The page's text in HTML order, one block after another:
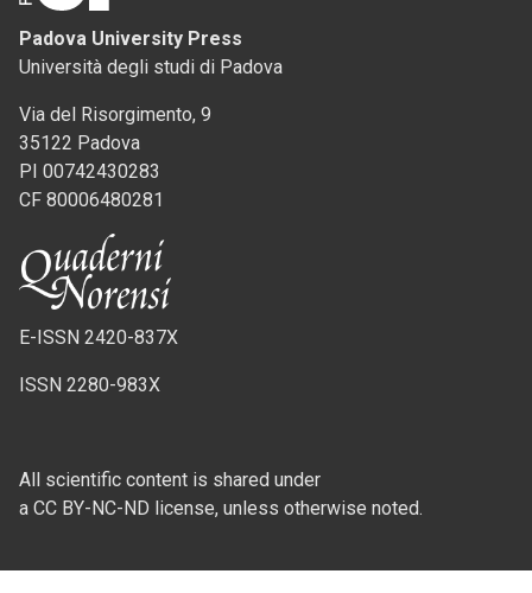
Padova University Press
Università degli studi di Padova
Via del Risorgimento, 9
35122 Padova
PI 00742430283
CF 80006480281
E-ISSN 2420-837X
ISSN 2280-983X
All scientific content is shared under
a CC BY-NC-ND license, unless otherwise noted.